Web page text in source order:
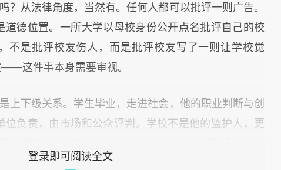
？从法律角度，当然有。任何人都可以批评一则广告。
道德位置。一所大学以母校身份公开点名批评自己的校
是批评校友伤人，而是批评校友写了一则让学校觉
这件事本身需要审视。
上下级关系。学生毕业，走进社会，他的职业判断与创
位负责，由市场和公众评判。学校不是他的监护人，更
补的不是什么社会责任，补的是一刀踩在已经俯首的人
登录即可阅读全文